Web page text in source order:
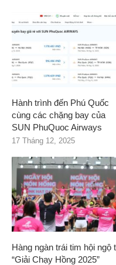
Hành trình đến Phú Quốc
cùng các chặng bay của
SUN PhuQuoc Airways
17 Tháng 12, 2025
Hàng ngàn trái tim hội ngộ
“Giải Chạy Hồng 2025”